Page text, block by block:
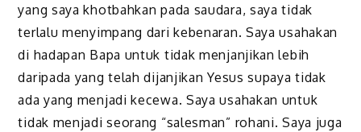
yang saya khotbahkan pada saudara, saya tidak
terlalu menyimpang dari kebenaran. Saya usahakan
di hadapan Bapa untuk tidak menjanjikan lebih
daripada yang telah dijanjikan Yesus supaya tidak
ada yang menjadi kecewa. Saya usahakan untuk
tidak menjadi seorang “salesman” rohani. Saya juga